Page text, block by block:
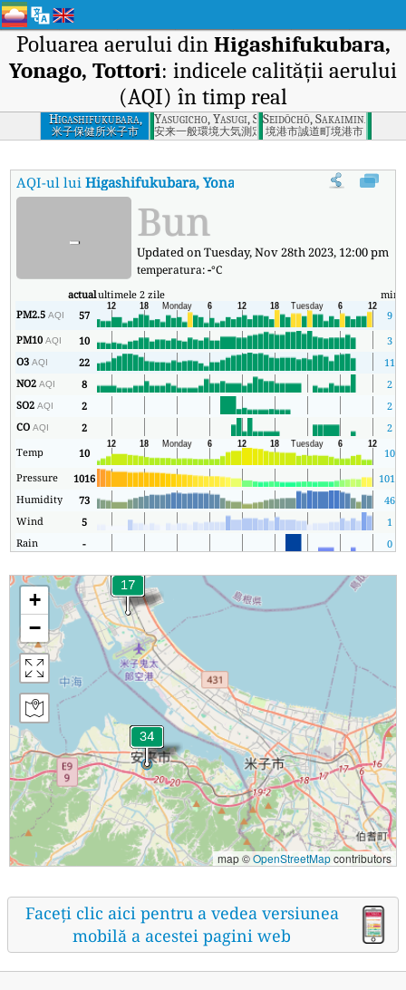
Poluarea aerului din Higashifukubara,
Yonago, Tottori: indicele calității aerului
(AQI) în timp real
Higashifukubara,
Yonago, Tottori
米子保健所米子市
Yasugicho, Yasugi, Shimane
安来一般環境大気測定局安来市
Seidōchō, Sakaiminato-
境港市誠道町境港市
AQI-ul luiHigashifukubara, Yonago, Tottori Indicele calității
- Bun
Updated on Tuesday, Nov 28th 2023, 12:00 pm
temperatura:-°C
actualultimele 2 zile min
PM2.5AQI 57
9
PM10AQI 10
3
O3AQI 22
11
NO2AQI 8
2
SO2AQI 2
2
COAQI 2
2
Temp
10
10
Pressure
1016 1011
Humidity
73
46
Wind
5
1
Rain
- 0
+
−
map ©OpenStreetMapcontributors
Faceți clic aici pentru a vedea versiunea
mobilă a acestei pagini web